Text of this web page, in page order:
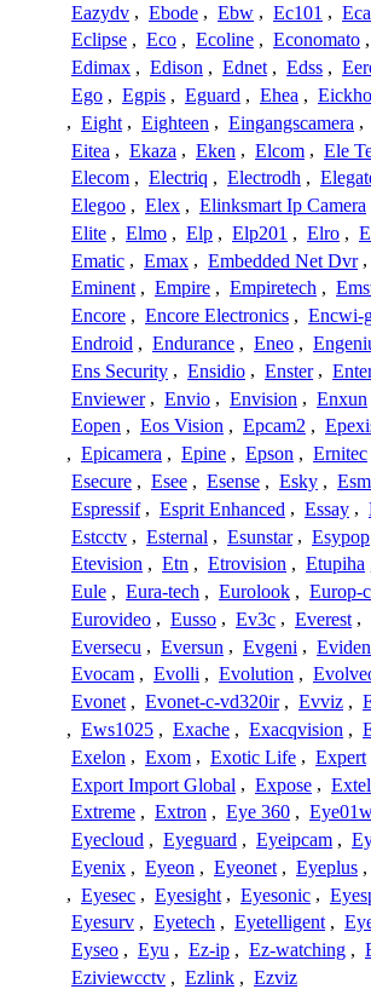
Eazydv , Ebode , Ebw , Ec101 ,
Eclipse , Eco , Ecoline , Economato ,
Edimax , Edison , Ednet , Edss ,
Ego , Egpis , Eguard , Ehea ,
, Eight , Eighteen , Eingangscamera ,
Eitea , Ekaza , Eken , Elcom , Ele
Elecom , Electriq , Electrodh ,
Elegoo , Elex , Elinksmart Ip Camera
Elite , Elmo , Elp , Elp201 , Elro ,
Ematic , Emax , Embedded Net Dvr ,
Eminent , Empire , Empiretech ,
Encore , Encore Electronics , Encwi-
Endroid , Endurance , Eneo ,
Ens Security , Ensidio , Enster ,
Enviewer , Envio , Envision , Enxun
Eopen , Eos Vision , Epcam2 ,
, Epicamera , Epine , Epson , Ernitec
Esecure , Esee , Esense , Esky ,
Espressif , Esprit Enhanced , Essay ,
Estcctv , Esternal , Esunstar , Esypop
Etevision , Etn , Etrovision , Etupiha
Eule , Eura-tech , Eurolook , Europ-
Eurovideo , Eusso , Ev3c , Everest ,
Eversecu , Eversun , Evgeni ,
Evocam , Evolli , Evolution ,
Evonet , Evonet-c-vd320ir , Evviz ,
, Ews1025 , Exache , Exacqvision ,
Exelon , Exom , Exotic Life , Expert
Export Import Global , Expose , Extel
Extreme , Extron , Eye 360 ,
Eyecloud , Eyeguard , Eyeipcam ,
Eyenix , Eyeon , Eyeonet , Eyeplus ,
, Eyesec , Eyesight , Eyesonic ,
Eyesurv , Eyetech , Eyetelligent ,
Eyseo , Eyu , Ez-ip , Ez-watching ,
Eziviewcctv , Ezlink , Ezviz